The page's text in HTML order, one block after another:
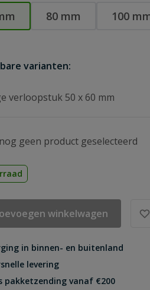
80 mm 100
varianten:
verloopstuk 50 x 60 mm
geen product geselecteerd
winkelwagen
in binnen- en buitenland
levering
pakketzending vanaf €200